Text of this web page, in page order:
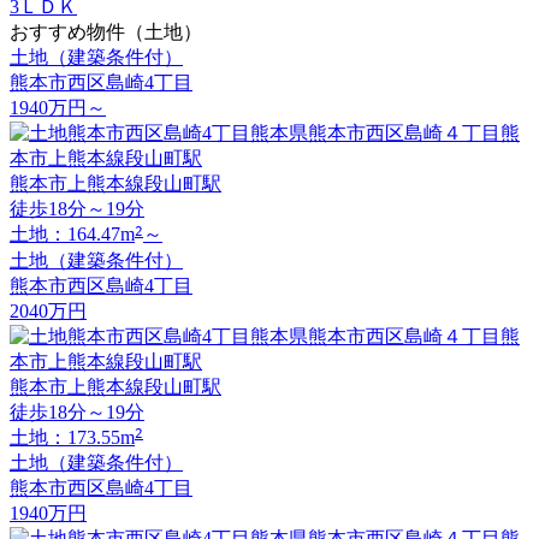
3ＬＤＫ
おすすめ物件（土地）
土地（建築条件付）
熊本市西区島崎4丁目
1940万円 ～
熊本市上熊本線段山町駅
徒歩18分～19分
土地：164.47m2 ～
土地（建築条件付）
熊本市西区島崎4丁目
2040万円
熊本市上熊本線段山町駅
徒歩18分～19分
土地：173.55m2
土地（建築条件付）
熊本市西区島崎4丁目
1940万円